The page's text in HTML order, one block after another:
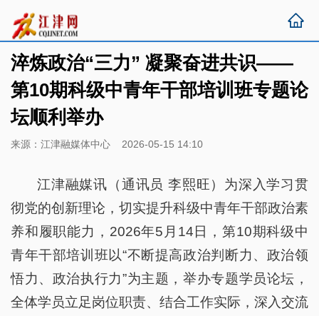
淬炼政治“三力” 凝聚奋进共识——
第10期科级中青年干部培训班专题论
坛顺利举办
来源：江津融媒体中心 2026-05-15 14:10
江津融媒讯（通讯员 李熙旺）为深入学习贯
彻党的创新理论，切实提升科级中青年干部政治素
养和履职能力，2026年5月14日，第10期科级中
青年干部培训班以“不断提高政治判断力、政治领
悟力、政治执行力”为主题，举办专题学员论坛，
全体学员立足岗位职责、结合工作实际，深入交流